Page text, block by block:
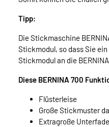
Tipp:
Die Stickmaschine
Stickmodul, so dass Sie
Stickmodul an die
Diese BERNINA 700
Flüsterleise
Große Stickmuster
Extragroße